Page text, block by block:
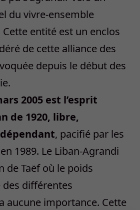
du vivre-ensemble
entité est un enclos
de cette alliance des
depuis le début des
2005 est l’esprit
de 1920, libre,
, pacifié par les
1989. Le Liban-Agrandi
de Taëf où le poids
différentes
aucune importance. Cette